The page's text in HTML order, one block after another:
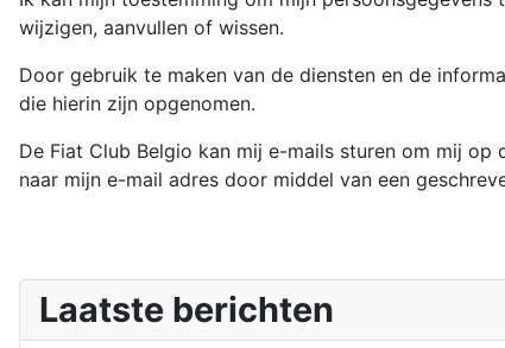
wijzigen, aanvullen of wissen.
Door gebruik te maken van de diensten en de
die hierin zijn opgenomen.
De Fiat Club Belgio kan mij e-mails sturen om mij
naar mijn e-mail adres door middel van een
Laatste berichten